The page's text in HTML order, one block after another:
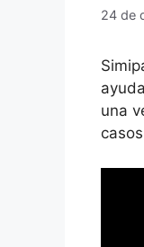
24 de
una